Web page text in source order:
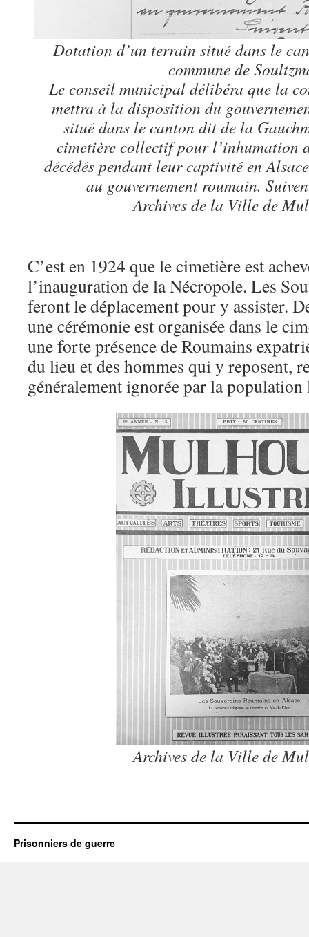
Dotation d’un terrain situé dans le
commune de
Le conseil municipal délibéra que la
mettra à la disposition du
situé dans le canton dit de la
cimetière collectif pour l’inhumation
décédés pendant leur captivité en
au gouvernement roumain.
Archives de la Ville de
C’est en 1924 que le cimetière est
l’inauguration de la Nécropole. Les
feront le déplacement pour y assister.
une cérémonie est organisée dans le
une forte présence de Roumains
du lieu et des hommes qui y reposent,
généralement ignorée par la population
Archives de la Ville de
Prisonniers de guerre